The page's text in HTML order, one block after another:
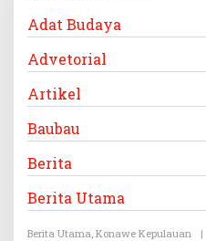
|
1
9
F
B
R
A
R
I
2
0
1
8
L
Adat Budaya
Advetorial
Artikel
Baubau
Berita
Berita Utama
Berita Utama, Konawe Kepulauan |